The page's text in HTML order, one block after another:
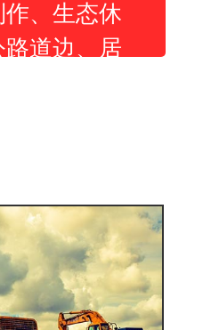
、生态休
道边、居